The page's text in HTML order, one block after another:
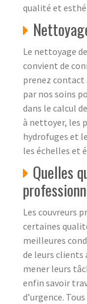
qualité et
Le nettoyage
convient de
prenez contact
par nos soins
dans le calcul
à nettoyer, les
hydrofuges et
les échelles et
Quelles
Les couvreurs
certaines
meilleures
de leurs
mener leurs
enfin savoir
d’urgence.